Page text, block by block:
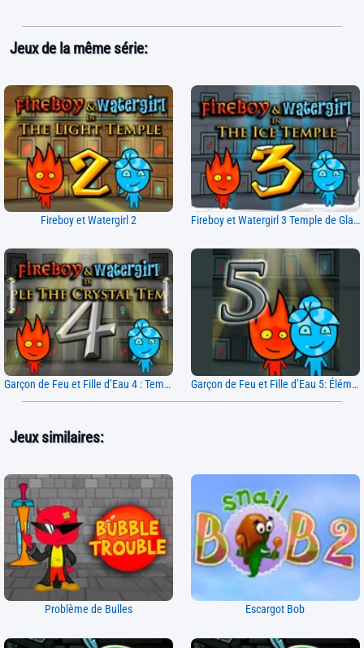
Jeux de la même série:
Fireboy et Watergirl 2 Fireboy et Watergirl 3 Temple de Glace
Garçon de Feu et Fille d’Eau 4 : Temple de Cristal Garçon de Feu et Fille d’Eau 5: Éléments
Jeux similaires:
Problème de Bulles Escargot Bob